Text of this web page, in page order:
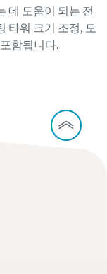
데 도움이 되는 전
타워 크기 조정, 모
함됩니다.